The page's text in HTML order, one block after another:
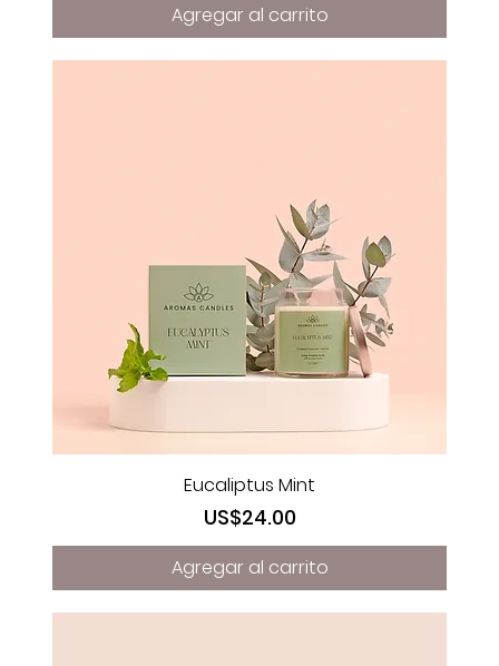
Agregar al carrito
Eucaliptus Mint
Precio
US$24.00
Agregar al carrito